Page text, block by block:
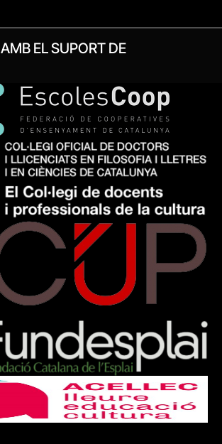
AMB EL SUPORT DE